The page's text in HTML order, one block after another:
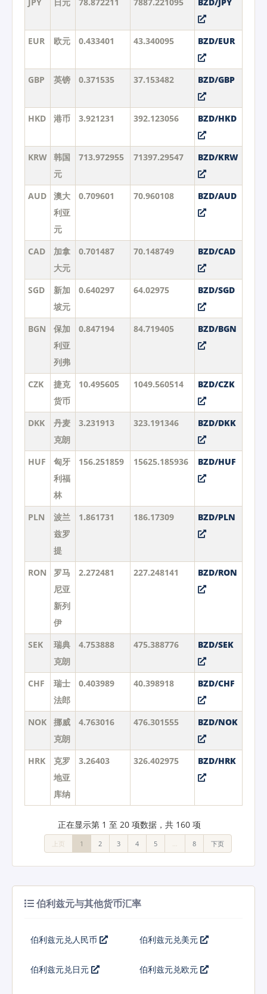
EUR 欧元 0.433401 43.340095 BZD/EUR
GBP 英镑 0.371535 37.153482 BZD/GBP
HKD 港币 3.921231 392.123056 BZD/HKD
KRW 韩国
元
713.972955 71397.29547 BZD/KRW
AUD
澳大
利亚
元
0.709601 70.960108 BZD/AUD
CAD
加拿
大元
0.701487 70.148749 BZD/CAD
SGD
新加
坡元
0.640297 64.02975 BZD/SGD
BGN
保加
利亚
列弗
0.847194 84.719405 BZD/BGN
CZK
捷克
货币
10.495605 1049.560514 BZD/CZK
DKK
丹麦
克朗
3.231913 323.191346 BZD/DKK
HUF
匈牙
利福
林
156.251859 15625.185936 BZD/HUF
PLN
波兰
兹罗
提
1.861731 186.17309 BZD/PLN
RON
罗马
尼亚
新列
伊
2.272481 227.248141 BZD/RON
SEK
瑞典
克朗
4.753888 475.388776 BZD/SEK
CHF
瑞士
法郎
0.403989 40.398918 BZD/CHF
NOK
挪威
克朗
4.763016 476.301555 BZD/NOK
HRK
克罗
地亚
库纳
3.26403 326.402975 BZD/HRK
正在显示第 1 至 20 项数据，共 160 项
上页 1 2 3 4 5 … 8 下页
伯利兹元与其他货币汇率
伯利兹元兑人民币 伯利兹元兑美元
伯利兹元兑日元 伯利兹元兑欧元